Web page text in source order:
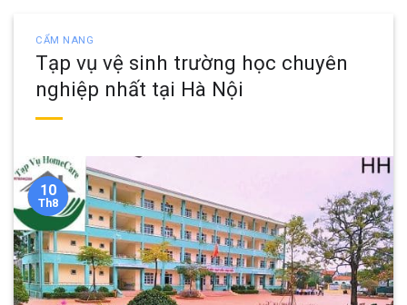
CẨM NANG
Tạp vụ vệ sinh trường học chuyên
nghiệp nhất tại Hà Nội
10
Th8